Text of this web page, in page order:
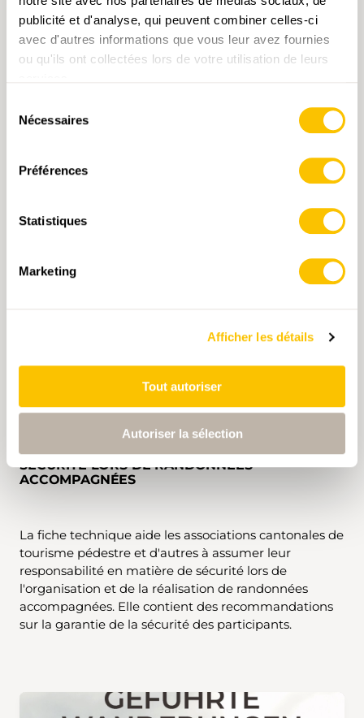
publicité et d'analyse, qui peuvent combiner celles-ci
avec d'autres informations que vous leur avez fournies
ou qu'ils ont collectées lors de votre utilisation de leurs
Nécessaires
Préférences
Statistiques
Marketing
Afficher les détails
Tout autoriser
Autoriser la sélection
responsabilité sur les chemins de
La campagne de la bpa et Suisse Rando
physique. Nos conseils pour randonner en montagne
SÉCURITÉ LORS DE RANDONNÉES
ACCOMPAGNÉES
La fiche technique aide les associations cantonales de
tourisme pédestre et d'autres à assumer leur
responsabilité en matière de sécurité lors de
l'organisation et de la réalisation de randonnées
accompagnées. Elle contient des recommandations
sur la garantie de la sécurité des participants.